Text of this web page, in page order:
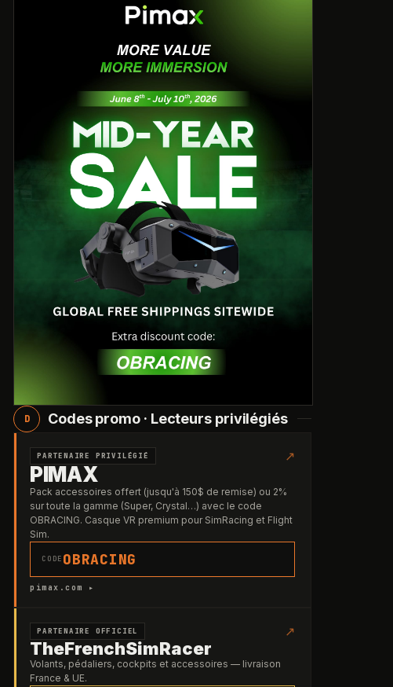
D Codes promo · Lecteurs privilégiés
PARTENAIRE PRIVILÉGIÉ ↗
PIMAX
Pack accessoires offert (jusqu'à 150$ de remise) ou 2%
sur toute la gamme (Super, Crystal…) avec le code
OBRACING. Casque VR premium pour SimRacing et Flight
Sim.
CODE OBRACING
pimax.com ▸
PARTENAIRE OFFICIEL ↗
TheFrenchSimRacer
Volants, pédaliers, cockpits et accessoires — livraison
France & UE.